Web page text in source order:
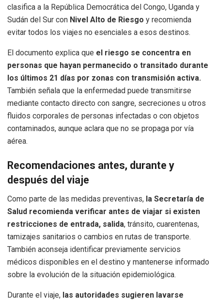
clasifica a la República Democrática del Congo, Uganda y
Sudán del Sur con Nivel Alto de Riesgo y recomienda
evitar todos los viajes no esenciales a esos destinos.
El documento explica que el riesgo se concentra en
personas que hayan permanecido o transitado durante
los últimos 21 días por zonas con transmisión activa.
También señala que la enfermedad puede transmitirse
mediante contacto directo con sangre, secreciones u otros
fluidos corporales de personas infectadas o con objetos
contaminados, aunque aclara que no se propaga por vía
aérea.
Recomendaciones antes, durante y
después del viaje
Como parte de las medidas preventivas, la Secretaría de
Salud recomienda verificar antes de viajar si existen
restricciones de entrada, salida, tránsito, cuarentenas,
tamizajes sanitarios o cambios en rutas de transporte.
También aconseja identificar previamente servicios
médicos disponibles en el destino y mantenerse informado
sobre la evolución de la situación epidemiológica.
Durante el viaje, las autoridades sugieren lavarse